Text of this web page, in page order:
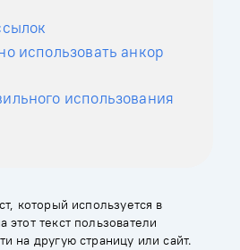
использовать анкор
использования
который используется в
текст пользователи
на другую страницу или сайт.